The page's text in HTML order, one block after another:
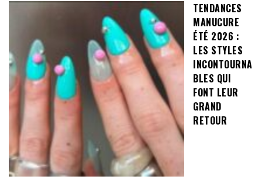
TENDANCES
MANUCURE
ÉTÉ 2026 :
LES STYLES
INCONTOURNA
BLES QUI
FONT LEUR
GRAND
RETOUR